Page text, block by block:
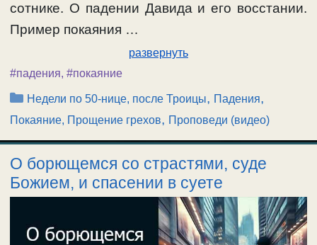
сотнике. О падении Давида и его восстании.
Пример покаяния …
развернуть
#падения, #покаяние
Рубрики
Недели по 50-нице, после Троицы, Падения,
Покаяние, Прощение грехов, Проповеди (видео)
О борющемся со страстями, суде
Божием, и спасении в суете